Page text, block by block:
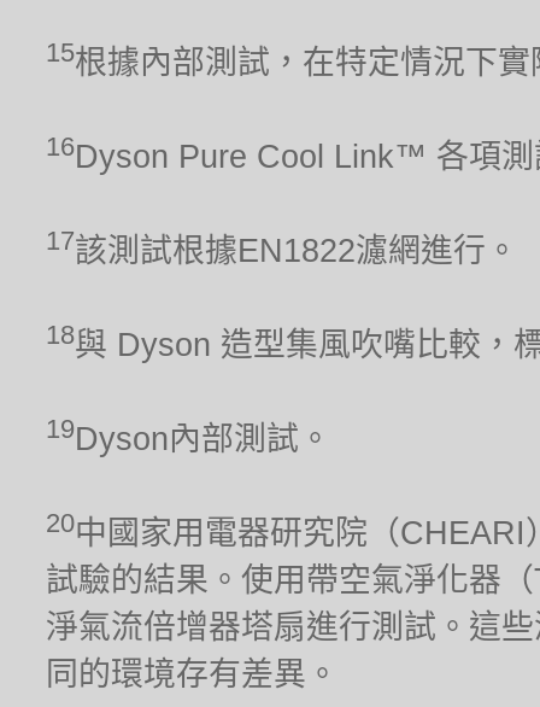
15根據內部測試，在特定情況下
16Dyson Pure Cool Link™ 各項測
17該測試根據EN1822濾網進行。
18與 Dyson 造型集風吹嘴比較，
19Dyson內部測試。
20中國家用電器研究院（
試驗的結果。使用帶空氣淨化器
淨氣流倍增器塔扇進行測試。這
同的環境存有差異。